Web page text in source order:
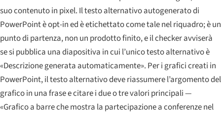
suo contenuto in pixel. Il testo alternativo autogenerato di
PowerPoint è opt-in ed è etichettato come tale nel riquadro; è un
punto di partenza, non un prodotto finito, e il checker avviserà
se si pubblica una diapositiva in cui l’unico testo alternativo è
«Descrizione generata automaticamente». Per i grafici creati in
PowerPoint, il testo alternativo deve riassumere l’argomento del
grafico in una frase e citare i due o tre valori principali —
«Grafico a barre che mostra la partecipazione a conferenze nel